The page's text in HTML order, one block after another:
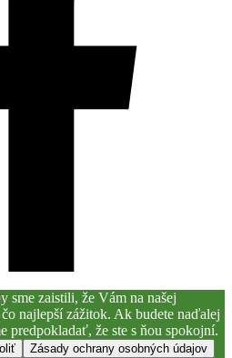
sme zaistili, že Vám na našej
najlepší zážitok. Ak budete naďalej
predpokladať, že ste s ňou spokojní.
Zásady ochrany osobných údajov